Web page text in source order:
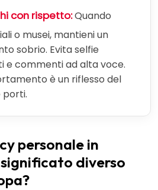
con rispetto:Quando
o musei, mantieni un
sobrio. Evita selfie
e commenti ad alta voce.
è un riflesso del
personale in
diverso